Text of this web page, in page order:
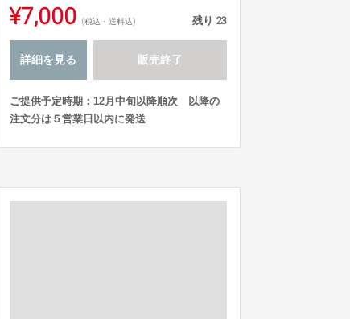
¥7,000 (税込・送料込) 残り 23
詳細を見る 販売終了
ご提供予定時期：12月中旬以降順次 以降の
注文分は５営業日以内に発送